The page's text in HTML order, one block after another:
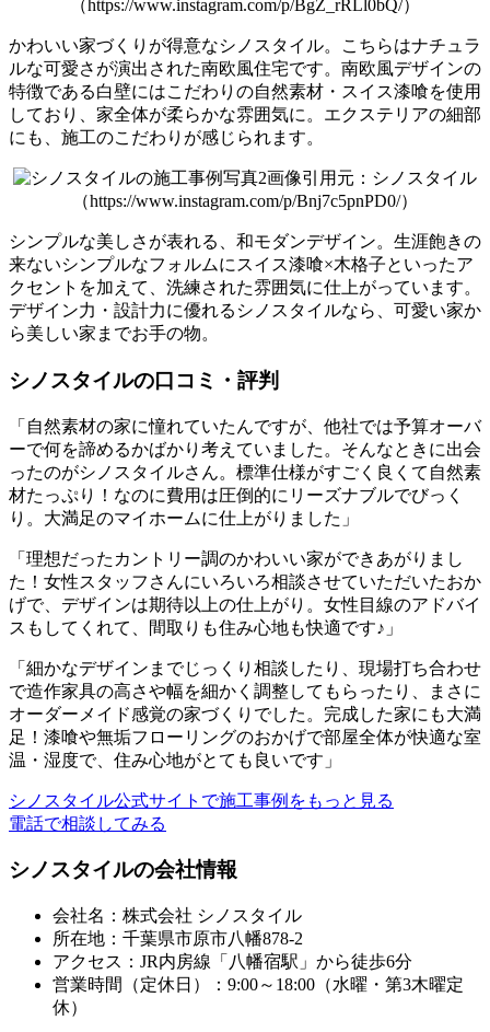
（https://www.instagram.com/p/BgZ_rRLl0bQ/）
かわいい家づくりが得意なシノスタイル。こちらはナチュラ
ルな可愛さが演出された南欧風住宅です。南欧風デザインの
特徴である白壁にはこだわりの自然素材・スイス漆喰を使用
しており、家全体が柔らかな雰囲気に。エクステリアの細部
にも、施工のこだわりが感じられます。
画像引用元：シノスタイル
（https://www.instagram.com/p/Bnj7c5pnPD0/）
シンプルな美しさが表れる、和モダンデザイン。生涯飽きの
来ないシンプルなフォルムにスイス漆喰×木格子といったア
クセントを加えて、洗練された雰囲気に仕上がっています。
デザイン力・設計力に優れるシノスタイルなら、可愛い家か
ら美しい家までお手の物。
シノスタイルの口コミ・評判
「自然素材の家に憧れていたんですが、他社では予算オーバ
ーで何を諦めるかばかり考えていました。そんなときに出会
ったのがシノスタイルさん。標準仕様がすごく良くて自然素
材たっぷり！なのに費用は圧倒的にリーズナブルでびっく
り。大満足のマイホームに仕上がりました」
「理想だったカントリー調のかわいい家ができあがりまし
た！女性スタッフさんにいろいろ相談させていただいたおか
げで、デザインは期待以上の仕上がり。女性目線のアドバイ
スもしてくれて、間取りも住み心地も快適です♪」
「細かなデザインまでじっくり相談したり、現場打ち合わせ
で造作家具の高さや幅を細かく調整してもらったり、まさに
オーダーメイド感覚の家づくりでした。完成した家にも大満
足！漆喰や無垢フローリングのおかげで部屋全体が快適な室
温・湿度で、住み心地がとても良いです」
シノスタイル公式サイトで施工事例をもっと見る
電話で相談してみる
シノスタイルの会社情報
会社名：株式会社 シノスタイル
所在地：千葉県市原市八幡878-2
アクセス：JR内房線「八幡宿駅」から徒歩6分
営業時間（定休日）：9:00～18:00（水曜・第3木曜定
休）